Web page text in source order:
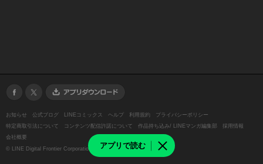
アプリで読む
お知らせ 公式ブログ LINEコミックス ヘルプ 利用規約
プライバシーポリシー
特定商取引法について
コンテンツ配信許諾について 作品持ち込み/ LINEマンガ編集部
採用情報
会社概要
© LINE Digital Frontier Corporation